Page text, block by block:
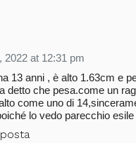
2022 at 12:31 pm
13 anni , è alto 1.63cm e
detto che pesa.come un
come uno di
lo vedo parecchio